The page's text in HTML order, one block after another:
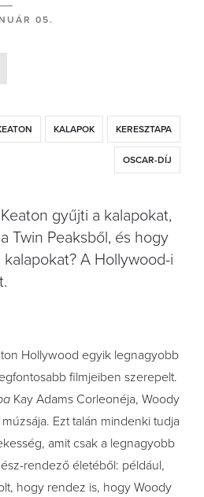
05.
KALAPOK KERESZTAPA
OSCAR-DÍJ
gyűjti a kalapokat,
Twin Peaksből, és hogy
A Hollywood-i
Hollywood egyik legnagyobb
filmjeiben szerepelt.
Kay Adams Corleonéja, Woody
Ezt talán mindenki tudja
amit csak a legnagyobb
rendező életéből: például,
hogy rendez is, hogy Woody